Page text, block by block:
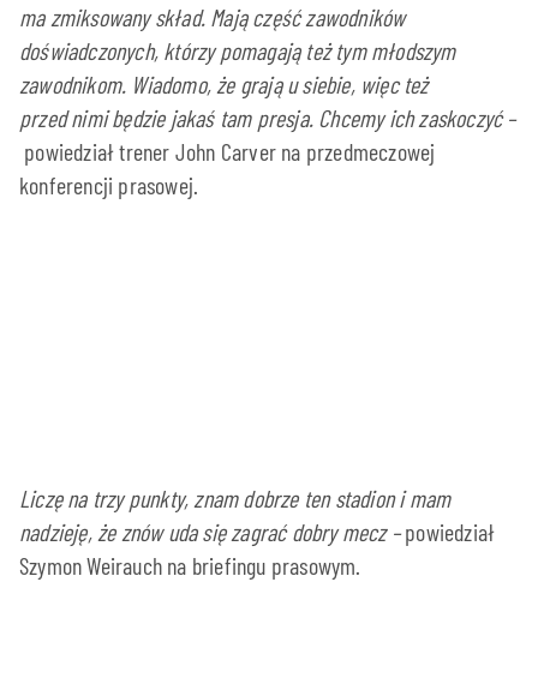
ma zmiksowany skład. Mają część zawodników
doświadczonych, którzy pomagają też tym młodszym
zawodnikom. Wiadomo, że grają u siebie, więc też
przed nimi będzie jakaś tam presja. Chcemy ich zaskoczyć –
powiedział trener John Carver na przedmeczowej
konferencji prasowej.
Liczę na trzy punkty, znam dobrze ten stadion i mam
nadzieję, że znów uda się zagrać dobry mecz –powiedział
Szymon Weirauch na briefingu prasowym.